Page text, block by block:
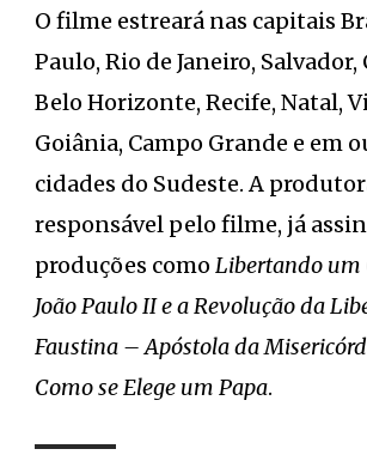
O filme estreará nas capitais
Paulo, Rio de Janeiro,
Belo Horizonte, Recife, Natal,
Goiânia, Campo Grande e em
cidades do Sudeste. A
responsável pelo filme, já
produções como Libertando um
João Paulo II e a Revolução da
Faustina – Apóstola da
Como se Elege um Papa.